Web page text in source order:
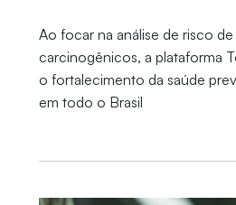
Ao focar na análise de risco
carcinogênicos, a plataforma
o fortalecimento da saúde
em todo o Brasil